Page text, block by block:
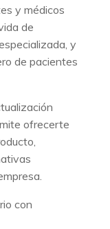
y médicos
de
y
de pacientes
ofrecerte
con